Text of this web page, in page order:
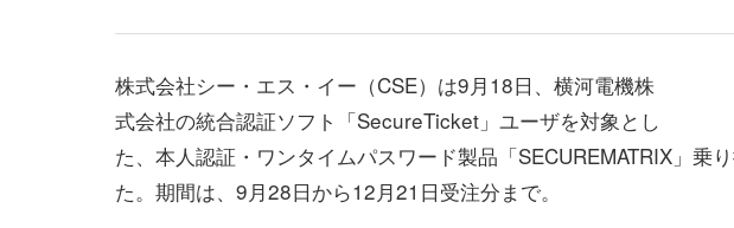
株式会社シー・エス・イー（CSE）は9月18日、横河電機株
式会社の統合認証ソフト「SecureTicket」ユーザを対象とし
た、本人認証・ワンタイムパスワード製品「SECUREMATRIX」乗
た。期間は、9月28日から12月21日受注分まで。